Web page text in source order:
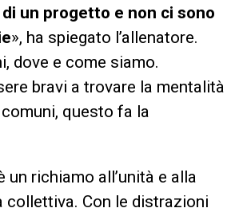
un progetto e non ci sono
», ha spiegato l’allenatore.
dove e come siamo.
bravi a trovare la mentalità
questo fa la
un richiamo all’unità e alla
collettiva. Con le distrazioni